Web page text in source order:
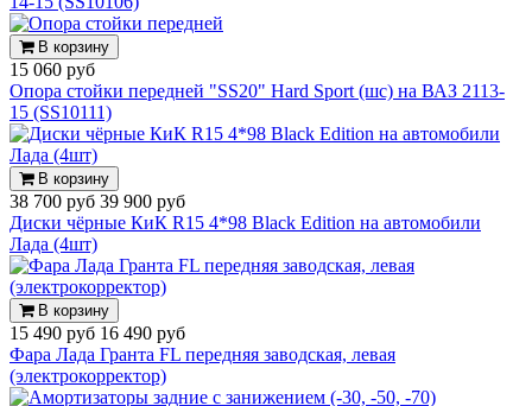
В корзину
15 060 руб
Опора стойки передней "SS20" Hard Sport (шс) на ВАЗ 2113-
15 (SS10111)
В корзину
38 700 руб 39 900 руб
Диски чёрные КиК R15 4*98 Black Edition на автомобили
Лада (4шт)
В корзину
15 490 руб 16 490 руб
Фара Лада Гранта FL передняя заводская, левая
(электрокорректор)